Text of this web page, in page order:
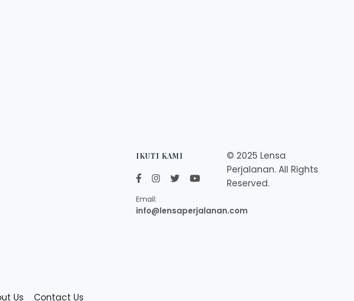
IKUTI KAMI
Email:
info@lensaperjalanan.com
© 2025 Lensa
Perjalanan. All Rights
Reserved.
Us Contact Us